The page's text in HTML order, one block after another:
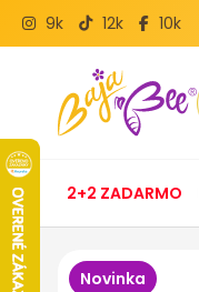
9k 12k 10k
2+2 ZADARMO
Novinka